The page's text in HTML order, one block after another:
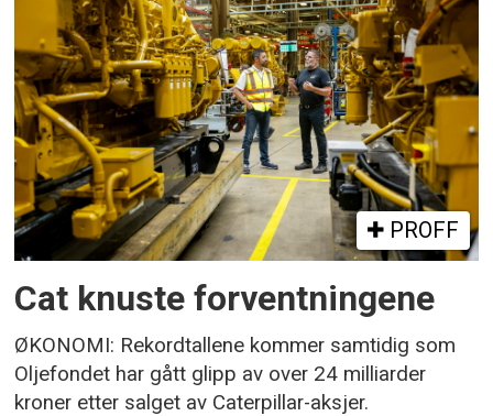
PROFF
Cat knuste forventningene
ØKONOMI: Rekordtallene kommer samtidig som
Oljefondet har gått glipp av over 24 milliarder
kroner etter salget av Caterpillar-aksjer.